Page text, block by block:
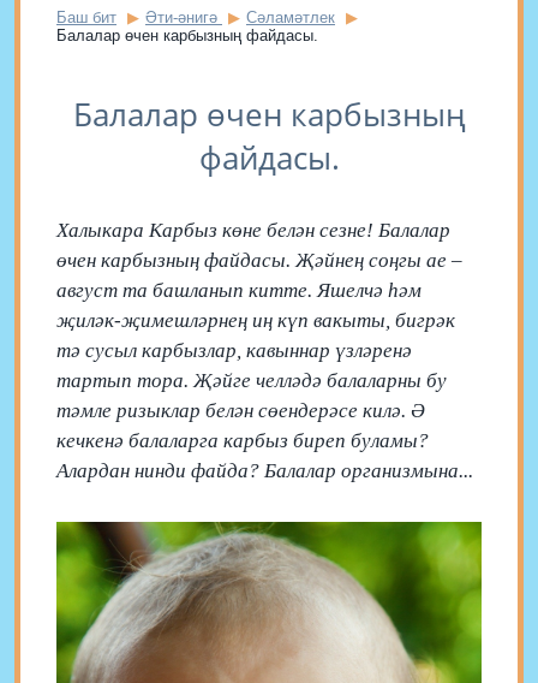
Баш бит Әти-әнигә
Сәламәтлек
Балалар өчен карбызның файдасы.
Балалар өчен карбызның
файдасы.
Халыкара Карбыз көне белән сезне! Балалар
өчен карбызның файдасы. Җәйнең соңгы ае –
август та башланып китте. Яшелчә һәм
җиләк-җимешләрнең иң күп вакыты, бигрәк
тә сусыл карбызлар, кавыннар үзләренә
тартып тора. Җәйге челләдә балаларны бу
тәмле ризыклар белән сөендерәсе килә. Ә
кечкенә балаларга карбыз биреп буламы?
Алардан нинди файда? Балалар организмына...